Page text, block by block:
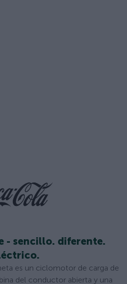
- sencillo. diferente.
es un ciclomotor de carga de
del conductor abierta y una